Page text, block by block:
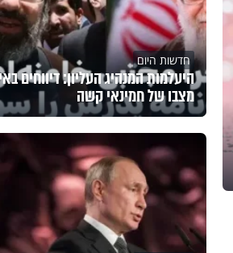
חדשות היום
היעלמות המנהיג העליון: דיווחים
מצבו של חמינאי קשה